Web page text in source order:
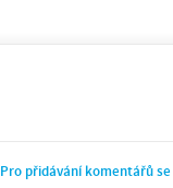
Pro přidávání komentářů